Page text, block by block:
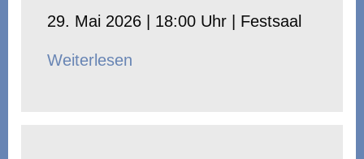
29. Mai 2026 | 18:00 Uhr | Festsaal
Weiterlesen